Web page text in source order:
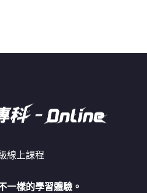
線上課程
一樣的學習體驗。